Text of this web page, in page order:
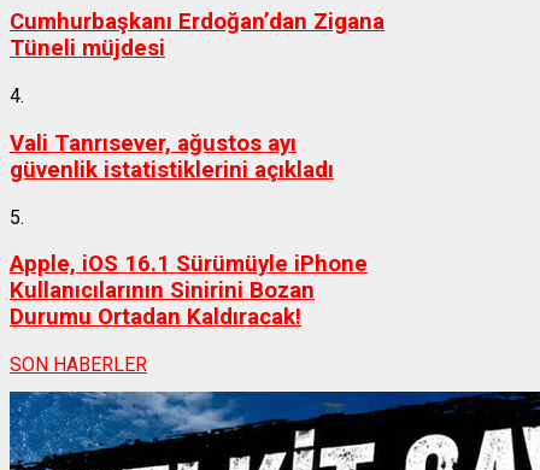
Cumhurbaşkanı Erdoğan’dan Zigana
Tüneli müjdesi
4.
Vali Tanrısever, ağustos ayı
güvenlik istatistiklerini açıkladı
5.
Apple, iOS 16.1 Sürümüyle iPhone
Kullanıcılarının Sinirini Bozan
Durumu Ortadan Kaldıracak!
SON HABERLER